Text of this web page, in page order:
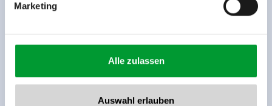
Marketing
Alle zulassen
Auswahl erlauben